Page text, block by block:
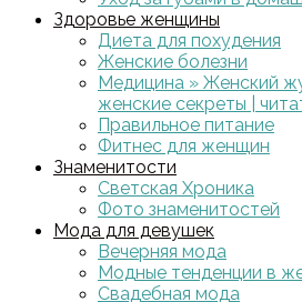
Здоровье женщины
Диета для похудения
Женские болезни
Медицина » Женский
женские секреты |
Правильное питание
Фитнес для женщин
Знаменитости
Светская Хроника
Фото знаменитостей
Мода для девушек
Вечерняя мода
Модные тенденции в
Свадебная мода